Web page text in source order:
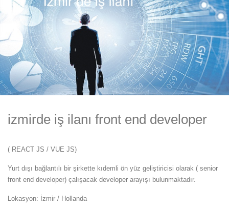
izmirde iş ilanı front end developer
( REACT JS / VUE JS)
Yurt dışı bağlantılı bir şirkette kıdemli ön yüz geliştiricisi olarak ( senior
front end developer) çalışacak developer arayışı bulunmaktadır.
Lokasyon: İzmir / Hollanda